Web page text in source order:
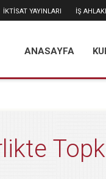
İKTİSAT YAYINLARI İŞ
ANASAYFA